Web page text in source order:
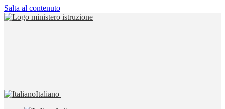
Salta al contenuto
Italiano